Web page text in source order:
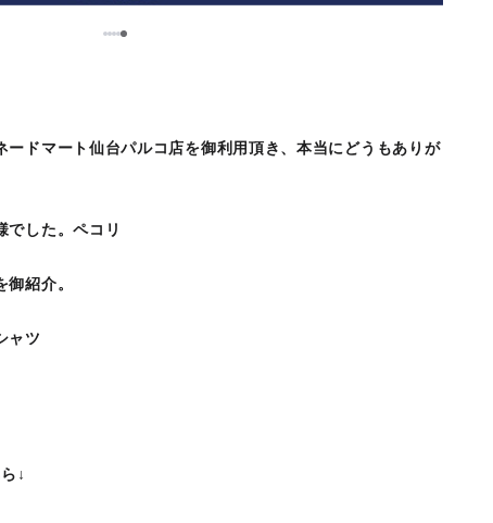
12345
ードマート仙台パルコ店を御利用頂き、本当にどうもありが
でした。ペコリ
紹介。
ャツ
↓